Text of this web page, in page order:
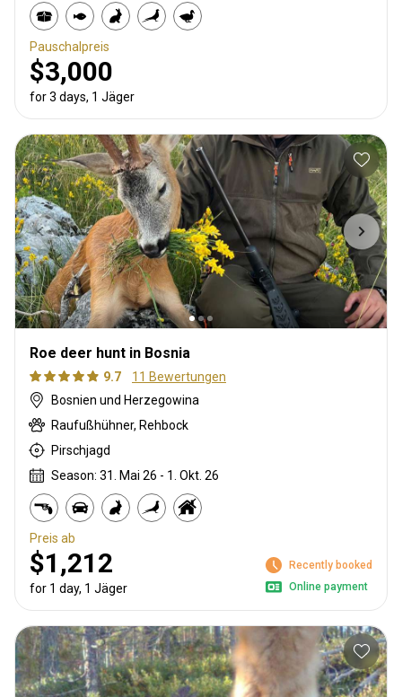
Pauschalpreis
$3,000
for 3 days, 1 Jäger
Roe deer hunt in Bosnia
9.7
11 Bewertungen
Bosnien und Herzegowina
Raufußhühner, Rehbock
Pirschjagd
Season: 31. Mai 26 - 1. Okt. 26
Preis ab
$1,212
for 1 day, 1 Jäger
Recently booked
Online payment